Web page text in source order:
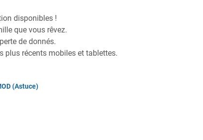
disponibles !
que vous rêvez.
de donnés.
plus récents mobiles et tablettes.
(Astuce)